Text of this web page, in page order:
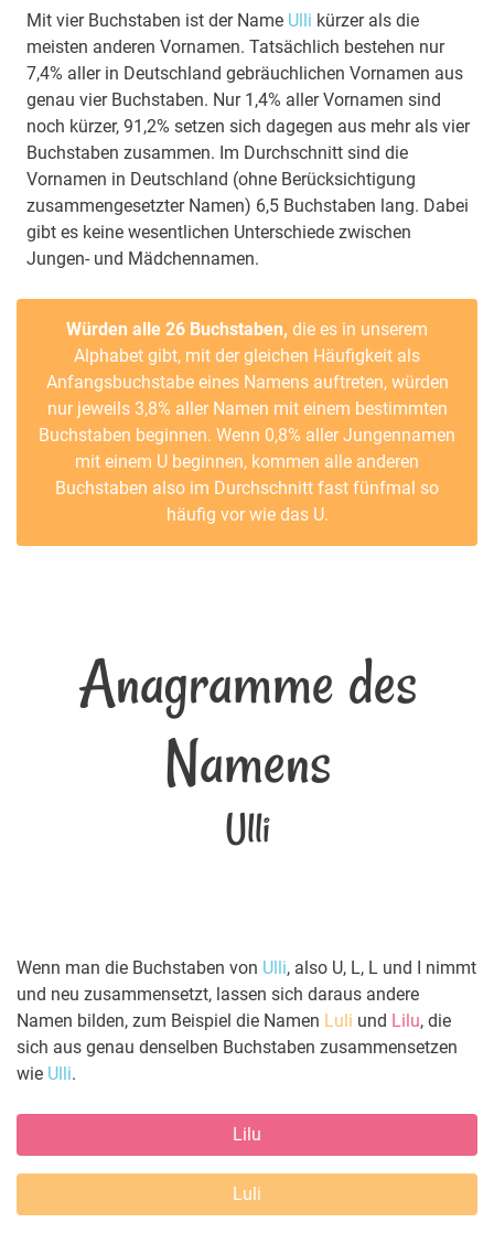
Mit vier Buchstaben ist der Name Ulli kürzer als die
meisten anderen Vornamen. Tatsächlich bestehen nur
7,4% aller in Deutschland gebräuchlichen Vornamen aus
genau vier Buchstaben. Nur 1,4% aller Vornamen sind
noch kürzer, 91,2% setzen sich dagegen aus mehr als vier
Buchstaben zusammen. Im Durchschnitt sind die
Vornamen in Deutschland (ohne Berücksichtigung
zusammengesetzter Namen) 6,5 Buchstaben lang. Dabei
gibt es keine wesentlichen Unterschiede zwischen
Jungen- und Mädchennamen.
Würden alle 26 Buchstaben, die es in unserem
Alphabet gibt, mit der gleichen Häufigkeit als
Anfangsbuchstabe eines Namens auftreten, würden
nur jeweils 3,8% aller Namen mit einem bestimmten
Buchstaben beginnen. Wenn 0,8% aller Jungennamen
mit einem U beginnen, kommen alle anderen
Buchstaben also im Durchschnitt fast fünfmal so
häufig vor wie das U.
Anagramme des
Namens
Ulli
Wenn man die Buchstaben von Ulli, also U, L, L und I nimmt
und neu zusammensetzt, lassen sich daraus andere
Namen bilden, zum Beispiel die Namen Luli und Lilu, die
sich aus genau denselben Buchstaben zusammensetzen
wie Ulli.
Lilu
Luli